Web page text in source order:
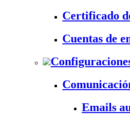
Certificado
Cuentas de
Emails